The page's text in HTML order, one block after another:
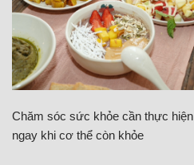
Chăm sóc sức khỏe cần thực hiện
ngay khi cơ thể còn khỏe